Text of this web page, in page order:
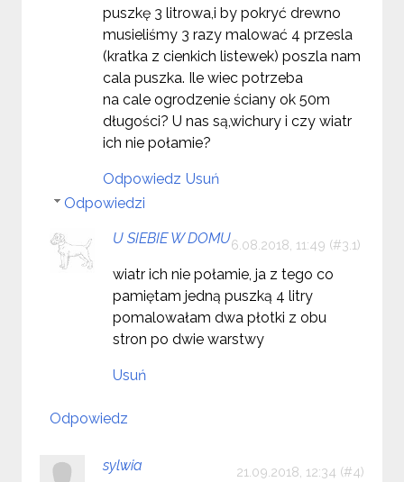
puszkę 3 litrowa,i by pokryć drewno
musieliśmy 3 razy malować 4 przesla
(kratka z cienkich listewek) poszla nam
cala puszka. Ile wiec potrzeba
na cale ogrodzenie ściany ok 50m
długości? U nas są,wichury i czy wiatr
ich nie połamie?
Odpowiedz Usuń
Odpowiedzi
U SIEBIE W DOMU6.08.2018, 11:49
wiatr ich nie połamie, ja z tego co
pamiętam jedną puszką 4 litry
pomalowałam dwa płotki z obu
stron po dwie warstwy
Usuń
Odpowiedz
sylwia 21.09.2018, 12:34